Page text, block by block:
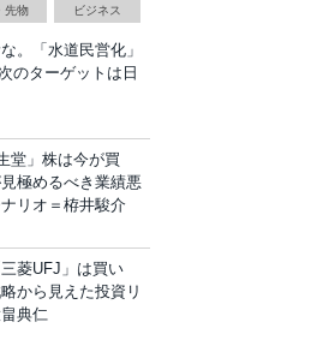
先物 ビジネス
。「水道民営化」
のターゲットは日
堂」株は今が買
極めるべき業績悪
リオ＝栫井駿介
菱UFJ」は買い
から見えた投資リ
典仁